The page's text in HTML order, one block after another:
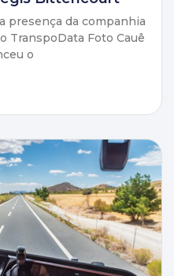
presença da companhia
TranspoData Foto Cauê
o